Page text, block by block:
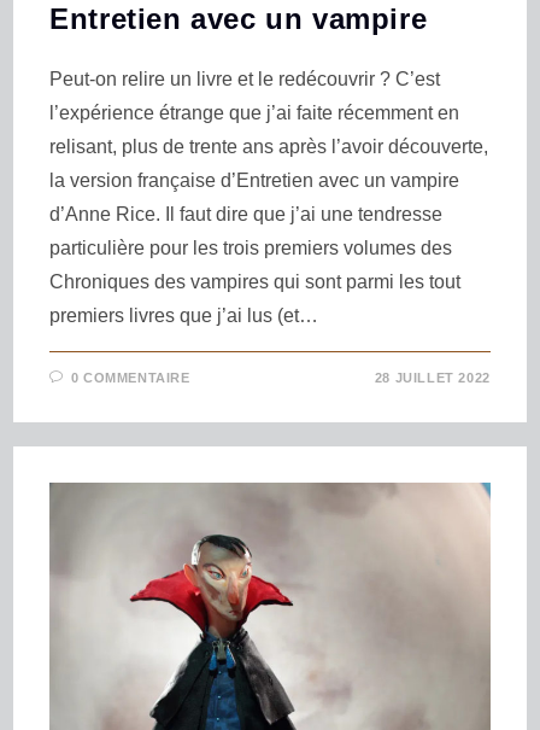
Entretien avec un vampire
Peut-on relire un livre et le redécouvrir ? C’est
l’expérience étrange que j’ai faite récemment en
relisant, plus de trente ans après l’avoir découverte,
la version française d’Entretien avec un vampire
d’Anne Rice. Il faut dire que j’ai une tendresse
particulière pour les trois premiers volumes des
Chroniques des vampires qui sont parmi les tout
premiers livres que j’ai lus (et…
0 COMMENTAIRE 28 JUILLET 2022